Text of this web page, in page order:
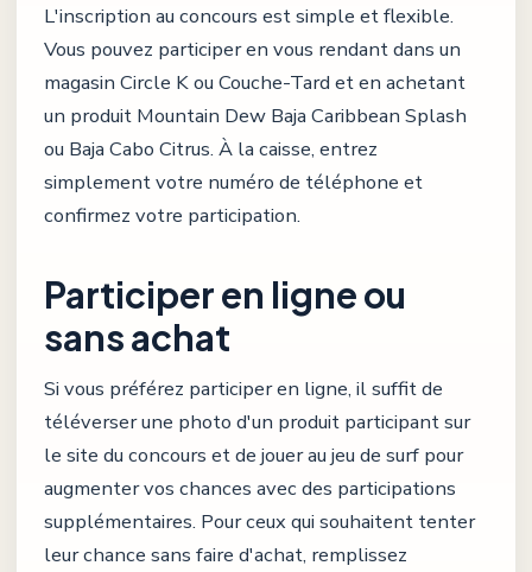
L'inscription au concours est simple et flexible.
Vous pouvez participer en vous rendant dans un
magasin Circle K ou Couche-Tard et en achetant
un produit Mountain Dew Baja Caribbean Splash
ou Baja Cabo Citrus. À la caisse, entrez
simplement votre numéro de téléphone et
confirmez votre participation.
Participer en ligne ou
sans achat
Si vous préférez participer en ligne, il suffit de
téléverser une photo d'un produit participant sur
le site du concours et de jouer au jeu de surf pour
augmenter vos chances avec des participations
supplémentaires. Pour ceux qui souhaitent tenter
leur chance sans faire d'achat, remplissez